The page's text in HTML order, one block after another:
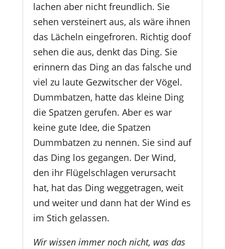
lachen aber nicht freundlich. Sie
sehen versteinert aus, als wäre ihnen
das Lächeln eingefroren. Richtig doof
sehen die aus, denkt das Ding. Sie
erinnern das Ding an das falsche und
viel zu laute Gezwitscher der Vögel.
Dummbatzen, hatte das kleine Ding
die Spatzen gerufen. Aber es war
keine gute Idee, die Spatzen
Dummbatzen zu nennen. Sie sind auf
das Ding los gegangen. Der Wind,
den ihr Flügelschlagen verursacht
hat, hat das Ding weggetragen, weit
und weiter und dann hat der Wind es
im Stich gelassen.
Wir wissen immer noch nicht, was das